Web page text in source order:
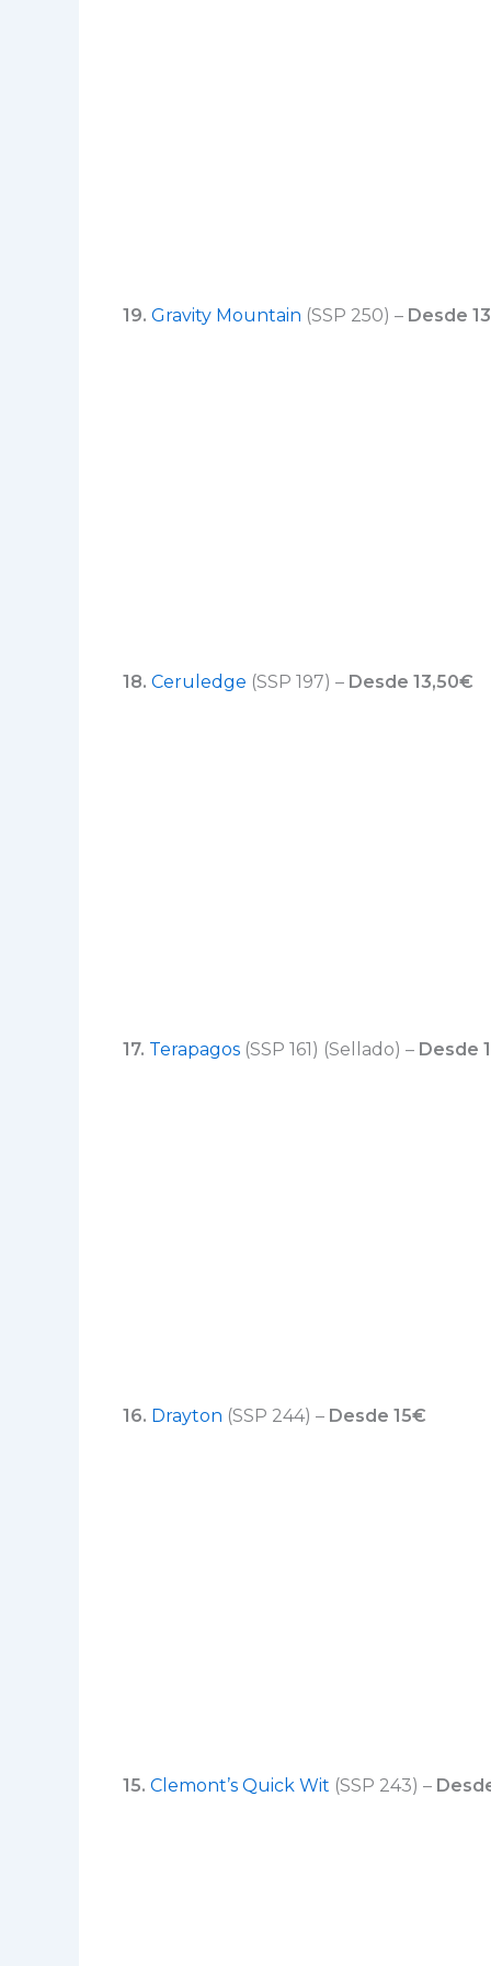
19. Gravity Mountain (SSP 250) – Desde
18. Ceruledge (SSP 197) – Desde 13,50€
17. Terapagos (SSP 161) (Sellado) – Desde
16. Drayton (SSP 244) – Desde 15€
15. Clemont’s Quick Wit (SSP 243) –